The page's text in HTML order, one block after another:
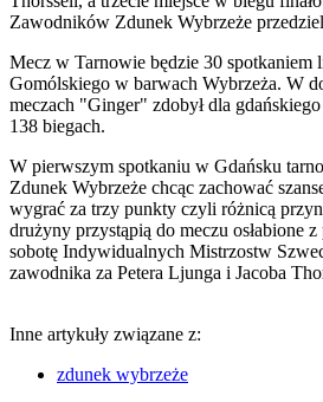
Zawodników Zdunek Wybrzeże
Mecz w Tarnowie będzie 30 spotkaniem
Gomólskiego w barwach Wybrzeża. W
meczach "Ginger" zdobył dla
138 biegach.
W pierwszym spotkaniu w Gdańsku
Zdunek Wybrzeże chcąc zachować
wygrać za trzy punkty czyli różnicą
drużyny przystąpią do meczu osłabione
sobotę Indywidualnych Mistrzostw
zawodnika za Petera Ljunga i Jacoba
Inne artykuły związane z:
zdunek wybrzeże